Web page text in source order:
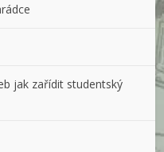
jak zařídit studentský